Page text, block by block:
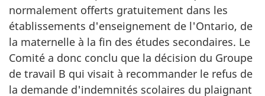
normalement offerts gratuitement dans les
établissements d'enseignement de l'Ontario, de
la maternelle à la fin des études secondaires. Le
Comité a donc conclu que la décision du Groupe
de travail B qui visait à recommander le refus de
la demande d'indemnités scolaires du plaignant